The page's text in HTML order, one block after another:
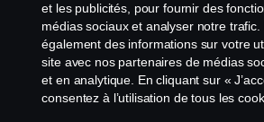
et les publicités, pour fournir des
médias sociaux et analyser notre
également des informations sur votre
site avec nos partenaires de médias
et en analytique. En cliquant sur «
consentez à l’utilisation de tous les